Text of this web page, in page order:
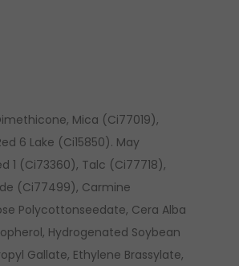
Mica (Ci77019),
6 Lake (Ci15850). May
1 (Ci73360), Talc (Ci77718),
(Ci77499), Carmine
Polycottonseedate, Cera Alba
Hydrogenated Soybean
Gallate, Ethylene Brassylate,